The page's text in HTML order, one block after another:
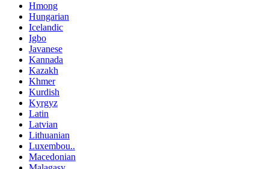
Hmong
Hungarian
Icelandic
Igbo
Javanese
Kannada
Kazakh
Khmer
Kurdish
Kyrgyz
Latin
Latvian
Lithuanian
Luxembou..
Macedonian